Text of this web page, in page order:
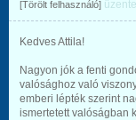
[Törölt felhasználó] üzente
Kedves Attila!
Nagyon jók a fenti
valósághoz való
emberi lépték szerint
ismertetett valóságban